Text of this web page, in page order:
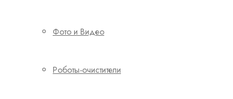
Фото и Видео
Роботы-очистители